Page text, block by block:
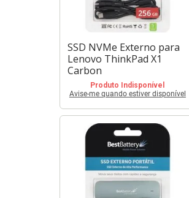
SSD NVMe Externo para
Lenovo ThinkPad X1
Carbon
Produto Indisponível
Avise-me quando estiver disponível